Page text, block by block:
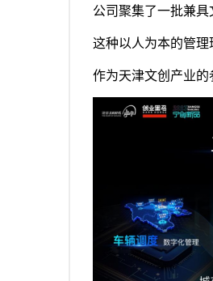
公司聚集了一批兼
这种以人为本的管
作为天津文创产业的